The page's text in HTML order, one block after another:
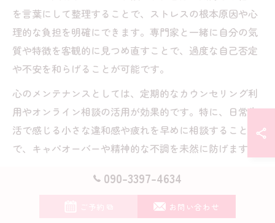
を言葉にして整理することで、ストレスの根本原因や心
理的な負担を明確にできます。専門家と一緒に自分の気
質や特徴を客観的に見つめ直すことで、過度な自己否定
や不安を和らげることが可能です。
心のメンテナンスとしては、定期的なカウンセリング利
用やオンライン相談の活用が効果的です。特に、日常生
活で感じる小さな違和感や疲れを早めに相談すること
で、キャパオーバーや精神的な不調を未然に防げます。
カウンセリングを受ける際は、「自分に合ったカウンセ
ラー選び」や「継続的なフィードバックの受け取り方」
も重要なポイントとなります。自分のペースで無理なく
090-3397-4634
ご予約 お問い合わせ